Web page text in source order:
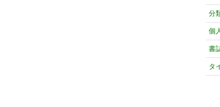
分
個
書
タ